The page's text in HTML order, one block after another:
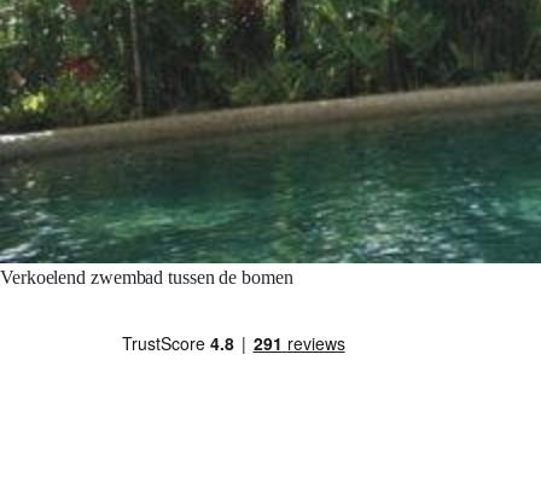
Verkoelend zwembad tussen de bomen